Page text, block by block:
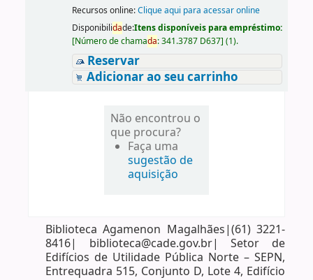
Recursos online:Clique aqui para acessar online
Disponibilidade:Itens disponíveis para empréstimo:
[Número de chamada:341.3787 D637] (1).
Reservar
Adicionar ao seu carrinho
Não encontrou o
que procura?
Faça uma
sugestão de
aquisição
Biblioteca Agamenon Magalhães|(61) 3221-
8416| biblioteca@cade.gov.br| Setor de
Edifícios de Utilidade Pública Norte – SEPN,
Entrequadra 515, Conjunto D, Lote 4, Edifício